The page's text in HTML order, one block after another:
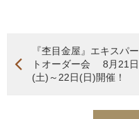
『杢目金屋』エキスパー
トオーダー会 8月21日
(土)～22日(日)開催！